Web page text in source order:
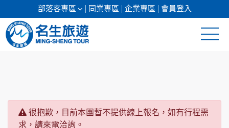
部落客專區 同業專區 企業專區 會員登入
郵輪假期很抱歉，目前本團暫不提供線上報名，如有行程需
求，請來電洽詢。